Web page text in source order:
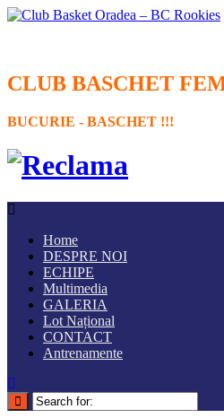
CLUB BASCHET
BUCURIE - BASCHET !!!
Home
DESPRE NOI
ECHIPE
Multimedia
GALERIA
Lot Național
CONTACT
Antrenamente